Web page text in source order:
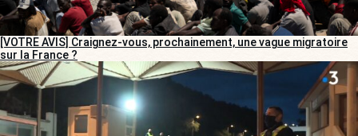
[VOTRE AVIS] Craignez-vous, prochainement, une vague migratoire
sur la France ?